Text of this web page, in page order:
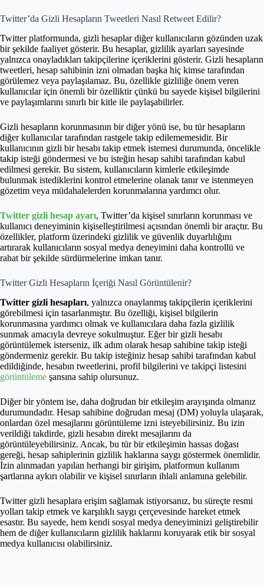
Twitter’da Gizli Hesapların Tweetleri Nasıl Retweet Edilir?
Twitter platformunda, gizli hesaplar diğer kullanıcıların gözünden uzak
bir şekilde faaliyet gösterir. Bu hesaplar, gizlilik ayarları sayesinde
yalnızca onayladıkları takipçilerine içeriklerini gösterir. Gizli hesapların
tweetleri, hesap sahibinin izni olmadan başka hiç kimse tarafından
görülemez veya paylaşılamaz. Bu, özellikle gizliliğe önem veren
kullanıcılar için önemli bir özelliktir çünkü bu sayede kişisel bilgilerini
ve paylaşımlarını sınırlı bir kitle ile paylaşabilirler.
Gizli hesapların korunmasının bir diğer yönü ise, bu tür hesapların
diğer kullanıcılar tarafından rastgele takip edilememesidir. Bir
kullanıcının gizli bir hesabı takip etmek istemesi durumunda, öncelikle
takip isteği göndermesi ve bu isteğin hesap sahibi tarafından kabul
edilmesi gerekir. Bu sistem, kullanıcıların kimlerle etkileşimde
bulunmak istediklerini kontrol etmelerine olanak tanır ve istenmeyen
gözetim veya müdahalelerden korunmalarına yardımcı olur.
Twitter gizli hesap ayarı, Twitter’da kişisel sınırların korunması ve
kullanıcı deneyiminin kişiselleştirilmesi açısından önemli bir araçtır. Bu
özellikler, platform üzerindeki gizlilik ve güvenlik duyarlılığını
artırarak kullanıcıların sosyal medya deneyimini daha kontrollü ve
rahat bir şekilde sürdürmelerine imkan tanır.
Twitter Gizli Hesapların İçeriği Nasıl Görüntülenir?
Twitter gizli hesapları, yalnızca onaylanmış takipçilerin içeriklerini
görebilmesi için tasarlanmıştır. Bu özelliği, kişisel bilgilerin
korunmasına yardımcı olmak ve kullanıcılara daha fazla gizlilik
sunmak amacıyla devreye sokulmuştur. Eğer bir gizli hesabı
görüntülemek isterseniz, ilk adım olarak hesap sahibine takip isteği
göndermeniz gerekir. Bu takip isteğiniz hesap sahibi tarafından kabul
edildiğinde, hesabın tweetlerini, profil bilgilerini ve takipçi listesini
görüntüleme şansına sahip olursunuz.
Diğer bir yöntem ise, daha doğrudan bir etkileşim arayışında olmanız
durumundadır. Hesap sahibine doğrudan mesaj (DM) yoluyla ulaşarak,
onlardan özel mesajlarını görüntüleme izni isteyebilirsiniz. Bu izin
verildiği takdirde, gizli hesabın direkt mesajlarını da
görüntüleyebilirsiniz. Ancak, bu tür bir etkileşimin hassas doğası
gereği, hesap sahiplerinin gizlilik haklarına saygı göstermek önemlidir.
İzin alınmadan yapılan herhangi bir girişim, platformun kullanım
şartlarına aykırı olabilir ve kişisel sınırların ihlali anlamına gelebilir.
Twitter gizli hesaplara erişim sağlamak istiyorsanız, bu süreçte resmi
yolları takip etmek ve karşılıklı saygı çerçevesinde hareket etmek
esastır. Bu sayede, hem kendi sosyal medya deneyiminizi geliştirebilir
hem de diğer kullanıcıların gizlilik haklarını koruyarak etik bir sosyal
medya kullanıcısı olabilirsiniz.